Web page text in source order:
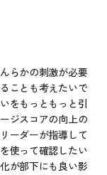
らかの刺激が必要
ことも考えたいで
をもっともっと引
ジスコアの向上の
ーダーが指導して
使って確認したい
が部下にも良い影